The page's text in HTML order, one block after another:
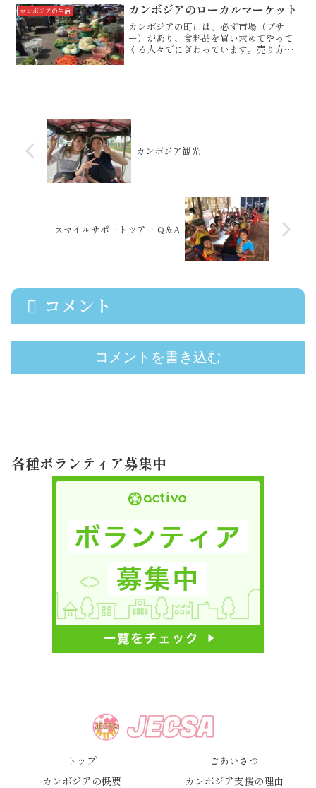
カンボジアの生活 カンボジアのローカルマーケット
カンボジアの町には、必ず市場（プサ
ー）があり、食料品を買い求めてやって
くる人々でにぎわっています。売り方
カンボジア観光
スマイルサポートツアー Q＆A
コメント
コメントを書き込む
各種ボランティア募集中
トップ
ごあいさつ
カンボジアの概要
カンボジア支援の理由